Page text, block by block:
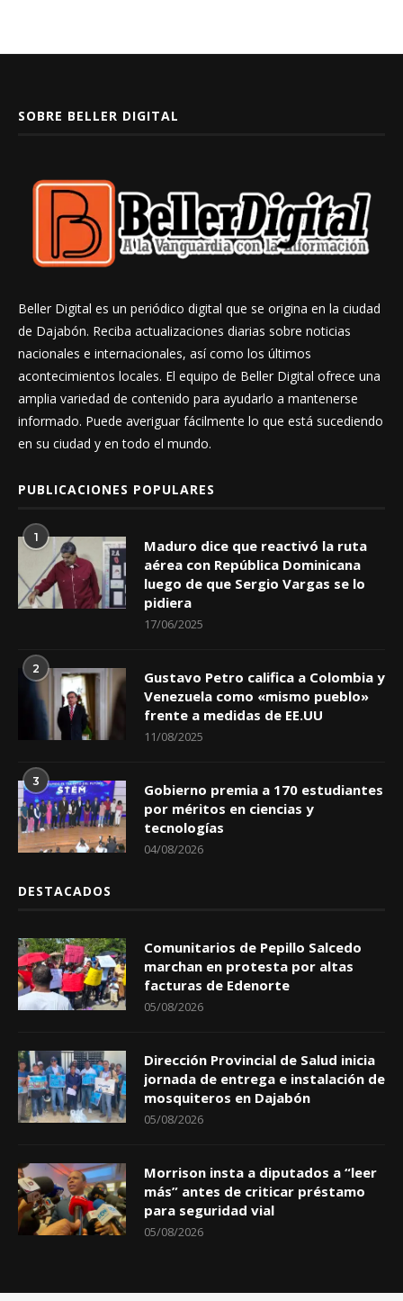
SOBRE BELLER DIGITAL
Beller Digital es un periódico digital que se origina en la ciudad
de Dajabón. Reciba actualizaciones diarias sobre noticias
nacionales e internacionales, así como los últimos
acontecimientos locales. El equipo de Beller Digital ofrece una
amplia variedad de contenido para ayudarlo a mantenerse
informado. Puede averiguar fácilmente lo que está sucediendo
en su ciudad y en todo el mundo.
PUBLICACIONES POPULARES
1
Maduro dice que reactivó la ruta
aérea con República Dominicana
luego de que Sergio Vargas se lo
pidiera
17/06/2025
2
Gustavo Petro califica a Colombia y
Venezuela como «mismo pueblo»
frente a medidas de EE.UU
11/08/2025
3
Gobierno premia a 170 estudiantes
por méritos en ciencias y
tecnologías
04/08/2026
DESTACADOS
Comunitarios de Pepillo Salcedo
marchan en protesta por altas
facturas de Edenorte
05/08/2026
Dirección Provincial de Salud inicia
jornada de entrega e instalación de
mosquiteros en Dajabón
05/08/2026
Morrison insta a diputados a “leer
más” antes de criticar préstamo
para seguridad vial
05/08/2026